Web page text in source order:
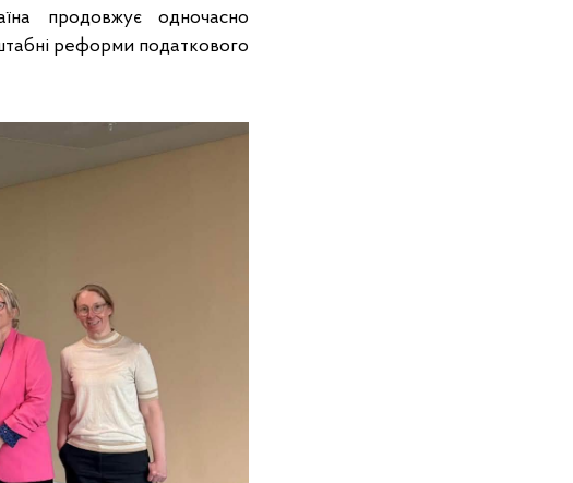
продовжує одночасно
реформи податкового